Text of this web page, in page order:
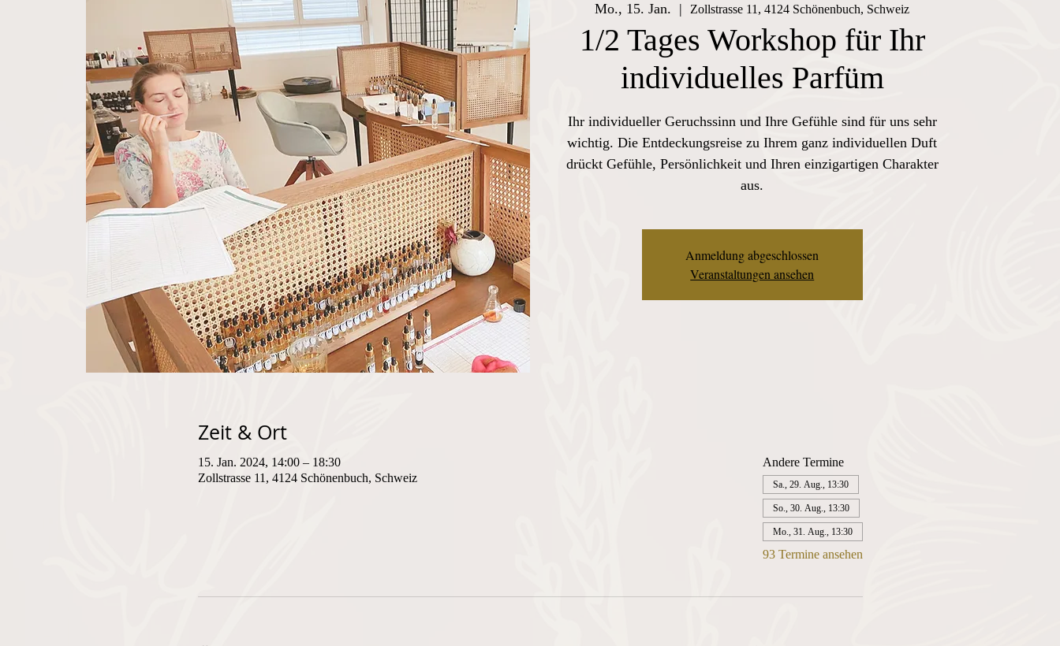
Mo., 15. Jan.
  |
Zollstrasse 11, 4124 Schönenbuch, Schweiz
1/2 Tages Workshop für Ihr
individuelles Parfüm
Ihr individueller Geruchssinn und Ihre Gefühle sind für uns sehr
wichtig. Die Entdeckungsreise zu Ihrem ganz individuellen Duft
drückt Gefühle, Persönlichkeit und Ihren einzigartigen Charakter
aus.
Anmeldung abgeschlossen
Veranstaltungen ansehen
Zeit & Ort
15. Jan. 2024, 14:00 – 18:30
Zollstrasse 11, 4124 Schönenbuch, Schweiz
Andere Termine
Sa., 29. Aug., 13:30
So., 30. Aug., 13:30
Mo., 31. Aug., 13:30
93 Termine ansehen